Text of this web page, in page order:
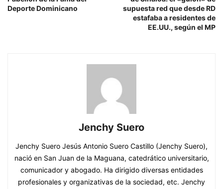
Deporte Dominicano
supuesta red que desde RD
estafaba a residentes de
EE.UU., según el MP
Jenchy Suero
Jenchy Suero Jesús Antonio Suero Castillo (Jenchy Suero),
nació en San Juan de la Maguana, catedrático universitario,
comunicador y abogado. Ha dirigido diversas entidades
profesionales y organizativas de la sociedad, etc. Jenchy